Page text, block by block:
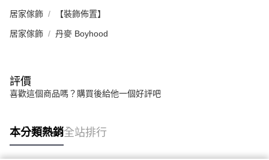
居家傢飾 【裝飾佈置】
居家傢飾 丹麥 Boyhood
評價
喜歡這個商品嗎？購買後給他一個好評吧
本分類熱銷全站排行